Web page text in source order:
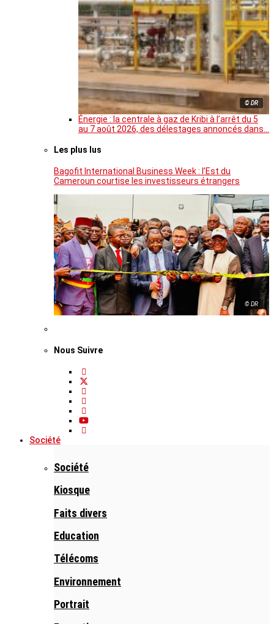
© DR
Énergie : la centrale à gaz de Kribi à l’arrêt du 5
au 7 août 2026, des délestages annoncés dans…
Les plus lus
Bagofit International Business Week : l’Est du
Cameroun courtise les investisseurs étrangers
© DR
Nous Suivre
Société
Société
Kiosque
Faits divers
Education
Télécoms
Environnement
Portrait